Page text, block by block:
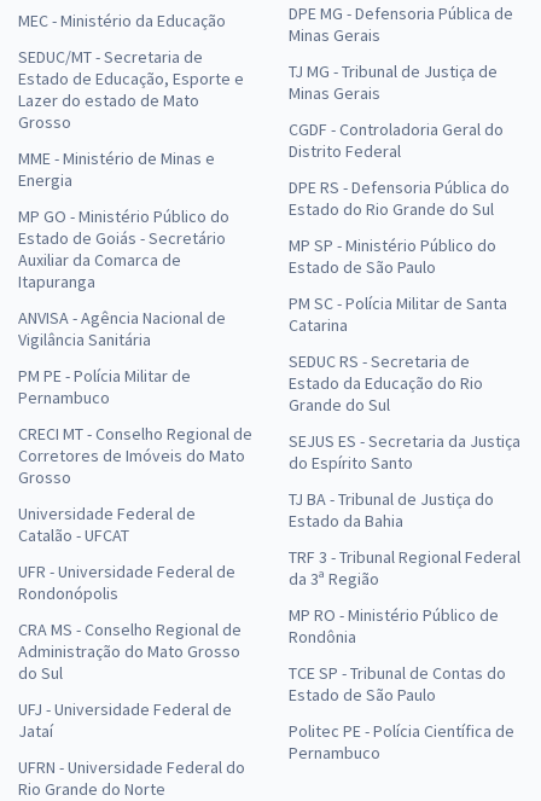
MEC - Ministério da Educação
SEDUC/MT - Secretaria de
Estado de Educação, Esporte e
Lazer do estado de Mato
Grosso
MME - Ministério de Minas e
Energia
MP GO - Ministério Público do
Estado de Goiás - Secretário
Auxiliar da Comarca de
Itapuranga
ANVISA - Agência Nacional de
Vigilância Sanitária
PM PE - Polícia Militar de
Pernambuco
CRECI MT - Conselho Regional de
Corretores de Imóveis do Mato
Grosso
Universidade Federal de
Catalão - UFCAT
UFR - Universidade Federal de
Rondonópolis
CRA MS - Conselho Regional de
Administração do Mato Grosso
do Sul
UFJ - Universidade Federal de
Jataí
UFRN - Universidade Federal do
Rio Grande do Norte
DPE MG - Defensoria Pública de
Minas Gerais
TJ MG - Tribunal de Justiça de
Minas Gerais
CGDF - Controladoria Geral do
Distrito Federal
DPE RS - Defensoria Pública do
Estado do Rio Grande do Sul
MP SP - Ministério Público do
Estado de São Paulo
PM SC - Polícia Militar de Santa
Catarina
SEDUC RS - Secretaria de
Estado da Educação do Rio
Grande do Sul
SEJUS ES - Secretaria da Justiça
do Espírito Santo
TJ BA - Tribunal de Justiça do
Estado da Bahia
TRF 3 - Tribunal Regional Federal
da 3ª Região
MP RO - Ministério Público de
Rondônia
TCE SP - Tribunal de Contas do
Estado de São Paulo
Politec PE - Polícia Científica de
Pernambuco